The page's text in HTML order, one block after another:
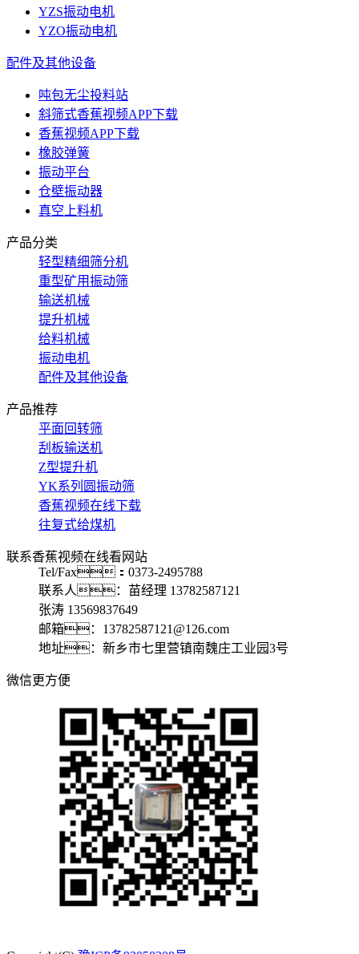
YZS振动电机
YZO振动电机
配件及其他设备
吨包无尘投料站
斜筛式香蕉视频APP下载
香蕉视频APP下载
橡胶弹簧
振动平台
仓壁振动器
真空上料机
产品分类
轻型精细筛分机
重型矿用振动筛
输送机械
提升机械
给料机械
振动电机
配件及其他设备
产品推荐
平面回转筛
刮板输送机
Z型提升机
YK系列圆振动筛
香蕉视频在线下载
往复式给煤机
联系香蕉视频在线看网站
Tel/Fax：0373-2495788
联系人：苗经理 13782587121
张涛 13569837649
邮箱：13782587121@126.com
地址：新乡市七里营镇南魏庄工业园3号
微信更方便